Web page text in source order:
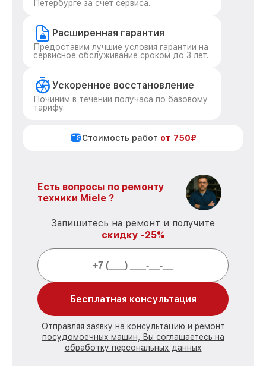
Петербурге за счет сервиса.
Расширенная гарантия
Предоставим лучшие условия гарантии на
сервисное обслуживание сроком до 3 лет.
Ускоренное восстановление
Починим в течении получаса по базовому
тарифу.
Стоимость работ от 750₽
Есть вопросы по ремонту
техники Miele ?
Запишитесь на ремонт и получите
скидку -25%
Бесплатная консультация
Отправляя заявку на консультацию и ремонт
посудомоечных машин, Вы соглашаетесь на
обработку персональных данных